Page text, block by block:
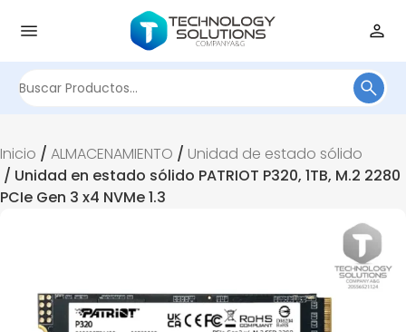
Inicio / ALMACENAMIENTO / Unidad de estado sólido
/ Unidad en estado sólido PATRIOT P320, 1TB, M.2 2280
PCIe Gen 3 x4 NVMe 1.3